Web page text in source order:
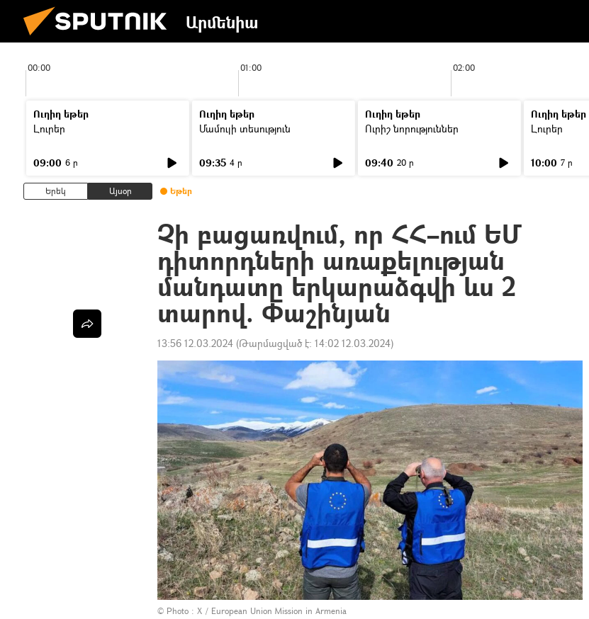
Արմենիա
00:00 01:00 02:00
Ուղիղ եթեր
Լուրեր
09:00 6 ր
Ուղիղ եթեր
Մամուլի տեսություն
09:35 4 ր
Ուղիղ եթեր
Ուրիշ նորություններ
09:40 20 ր
Ուղիղ եթեր
Լուրեր
10:00 7 ր
Երեկ Այսօր Եթեր
Չի բացառվում, որ ՀՀ–ում ԵՄ
դիտորդների առաքելության
մանդատը երկարաձգվի ևս 2
տարով. Փաշինյան
13:56 12.03.2024 (Թարմացված է: 14:02 12.03.2024)
© Photo : Х / European Union Mission in Armenia